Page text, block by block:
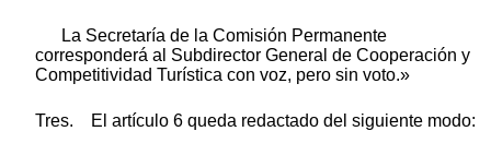
La Secretaría de la Comisión Permanente
corresponderá al Subdirector General de Cooperación y
Competitividad Turística con voz, pero sin voto.»
Tres. El artículo 6 queda redactado del siguiente modo: